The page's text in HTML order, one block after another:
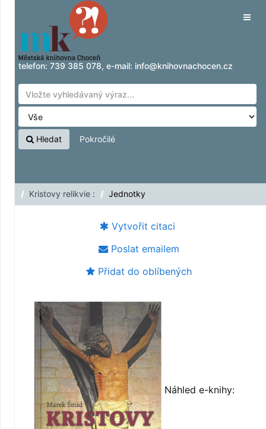
Přeskočit na obsah
telefon: 739 385 078, e-mail: info@knihovnachocen.cz
Hledat Pokročilé
Kristovy relikvie : Jednotky
Vytvořit citaci
Poslat emailem
Přidat do oblíbených
Náhled e-knihy: